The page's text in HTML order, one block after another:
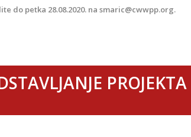
do petka 28.08.2020. na smaric@cwwpp.org.
PROJEKTA